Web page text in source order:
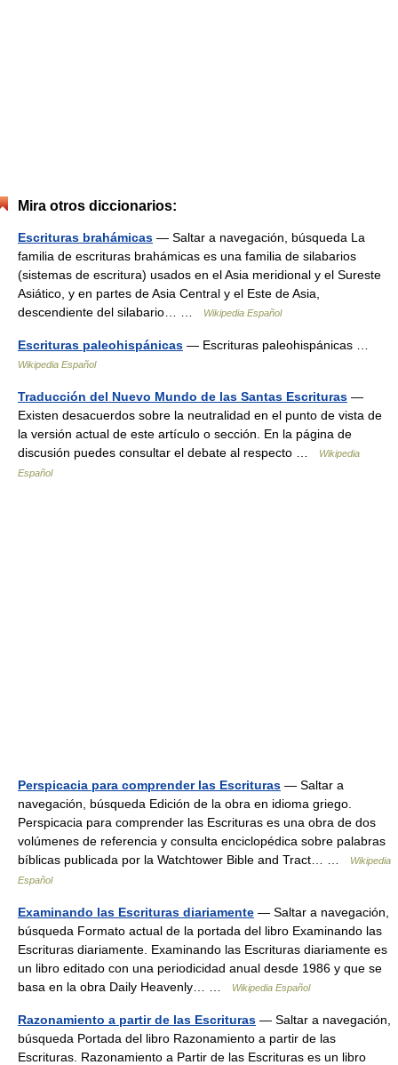
Mira otros diccionarios:
Escrituras brahámicas — Saltar a navegación, búsqueda La
familia de escrituras brahámicas es una familia de silabarios
(sistemas de escritura) usados en el Asia meridional y el Sureste
Asiático, y en partes de Asia Central y el Este de Asia,
descendiente del silabario… …
Wikipedia Español
Escrituras paleohispánicas — Escrituras paleohispánicas …
Wikipedia Español
Traducción del Nuevo Mundo de las Santas Escrituras —
Existen desacuerdos sobre la neutralidad en el punto de vista de
la versión actual de este artículo o sección. En la página de
discusión puedes consultar el debate al respecto …
Wikipedia
Español
Perspicacia para comprender las Escrituras — Saltar a
navegación, búsqueda Edición de la obra en idioma griego.
Perspicacia para comprender las Escrituras es una obra de dos
volúmenes de referencia y consulta enciclopédica sobre palabras
bíblicas publicada por la Watchtower Bible and Tract… …
Wikipedia
Español
Examinando las Escrituras diariamente — Saltar a navegación,
búsqueda Formato actual de la portada del libro Examinando las
Escrituras diariamente. Examinando las Escrituras diariamente es
un libro editado con una periodicidad anual desde 1986 y que se
basa en la obra Daily Heavenly… …
Wikipedia Español
Razonamiento a partir de las Escrituras — Saltar a navegación,
búsqueda Portada del libro Razonamiento a partir de las
Escrituras. Razonamiento a Partir de las Escrituras es un libro